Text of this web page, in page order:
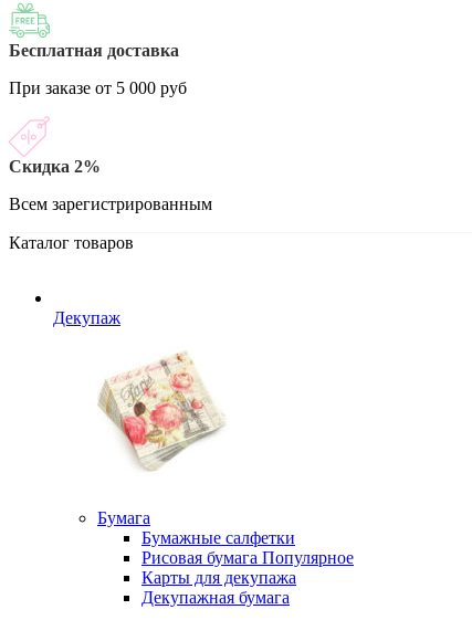
Бесплатная доставка
При заказе от 5 000 руб
Скидка 2%
Всем зарегистрированным
Каталог товаров
Декупаж
Бумага
Бумажные салфетки
Рисовая бумага Популярное
Карты для декупажа
Декупажная бумага